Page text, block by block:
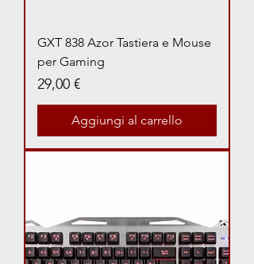
GXT 838 Azor Tastiera e Mouse
per Gaming
Prezzo
29,00 €
Aggiungi al carrello